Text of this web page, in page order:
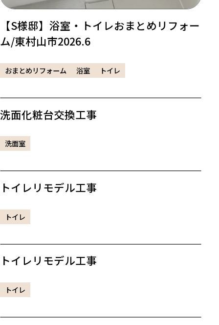
【S様邸】浴室・トイレおまとめリフォー
ム/東村山市2026.6
おまとめリフォーム 浴室 トイレ
洗面化粧台交換工事
洗面室
トイレリモデル工事
トイレ
トイレリモデル工事
トイレ